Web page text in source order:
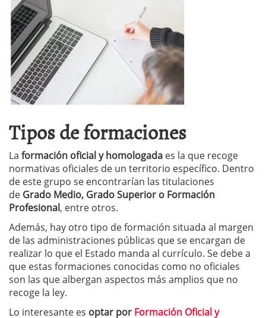
Tipos de formaciones
La formación oficial y homologada es la que recoge
normativas oficiales de un territorio específico. Dentro
de este grupo se encontrarían las titulaciones
de Grado Medio, Grado Superior o Formación
Profesional, entre otros.
Además, hay otro tipo de formación situada al margen
de las administraciones públicas que se encargan de
realizar lo que el Estado manda al currículo. Se debe a
que estas formaciones conocidas como no oficiales
son las que albergan aspectos más amplios que no
recoge la ley.
Lo interesante es optar por Formación Oficial y